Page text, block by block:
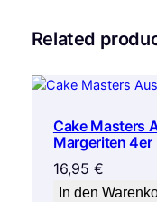
Related
Cake Masters
Margeriten 4er
16,95 €
In den